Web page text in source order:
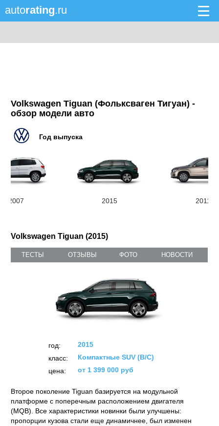
autorating.ru
Volkswagen Tiguan (Фольксваген Тигуан) -
обзор модели авто
Год выпуска
2007 2015 2011
Volkswagen Tiguan (2015)
ТЕСТЫ ОТЗЫВЫ ФОТО НОВОСТИ
год:
2015
класс:
Компактные SUV (B/C)
цена:
от 1 399 000 руб
Второе поколение Tiguan базируется на модульной
платформе с поперечным расположением двигателя
(MQB). Все характеристики новинки были улучшены:
пропорции кузова стали еще динамичнее, был изменен